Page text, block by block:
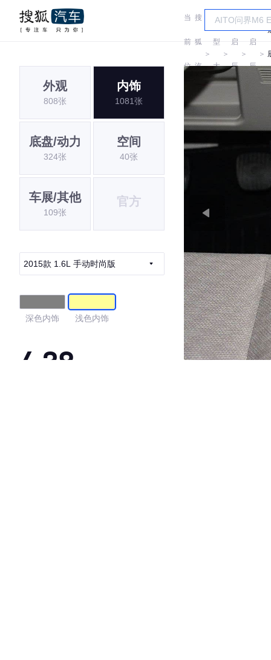
当
前
位
搜
狐
汽
车
＞
车
型
大
＞
启
辰
＞
启
辰
＞
外观
808张
内饰
1081张
底盘/动力
324张
空间
40张
车展/其他
109张
官方
2015款 1.6L 手动时尚版
深色内饰 浅色内饰
4.38